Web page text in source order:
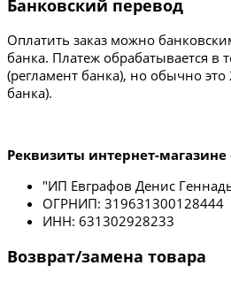
Банковский перевод
Оплатить заказ можно
банка. Платеж обрабатывается в
(регламент банка), но обычно это
банка).
Реквизиты интернет-
"ИП Евграфов Денис
ОГРНИП: 319631300128444
ИНН: 631302928233
Возврат/замена товара